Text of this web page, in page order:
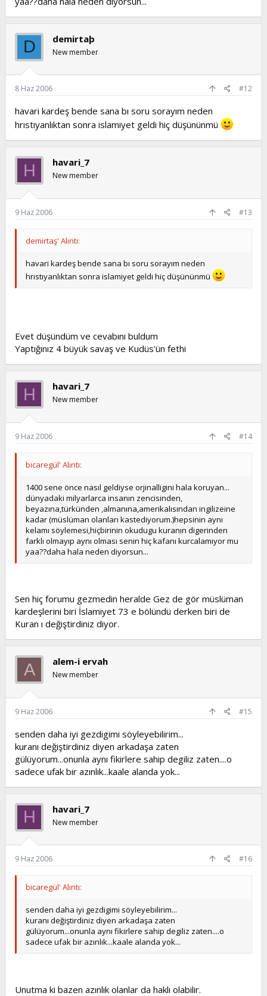
D demirtaþ
New member
8 Haz 2006 #12
havari kardeş bende sana bı soru sorayım neden
hrıstıyanlıktan sonra islamiyet geldi hiç düşününmü
H havari_7
New member
9 Haz 2006 #13
demirtaş' Alıntı:
havari kardeş bende sana bı soru sorayım neden
hrıstıyanlıktan sonra islamiyet geldi hiç düşününmü
Evet düşündüm ve cevabını buldum
Yaptığınız 4 büyük savaş ve Kudüs'ün fethi
H havari_7
New member
9 Haz 2006 #14
bicaregül' Alıntı:
1400 sene önce nasıl geldiyse orjinalligini hala koruyan...
dünyadaki milyarlarca insanın zencisinden,
beyazına,türkünden ,almanına,amerikalısından ingilizeine
kadar (müslüman olanları kastediyorum.)hepsinin aynı
kelamı söylemesi,hiçbirinin okudugu kuranın digerinden
farklı olmayıp aynı olması senin hiç kafanı kurcalamıyor mu
yaa??daha hala neden diyorsun...
Sen hiç forumu gezmedin heralde Gez de gör müslüman
kardeşlerini biri İslamiyet 73 e bölündü derken biri de
Kuran ı değiştirdiniz diyor.
A alem-i ervah
New member
9 Haz 2006 #15
senden daha iyi gezdigimi söyleyebilirim...
kuranı değiştirdiniz diyen arkadaşa zaten
gülüyorum...onunla aynı fikirlere sahip degiliz zaten....o
sadece ufak bir azınlık...kaale alanda yok...
H havari_7
New member
9 Haz 2006 #16
bicaregül' Alıntı:
senden daha iyi gezdigimi söyleyebilirim...
kuranı değiştirdiniz diyen arkadaşa zaten
gülüyorum...onunla aynı fikirlere sahip degiliz zaten....o
sadece ufak bir azınlık...kaale alanda yok...
Unutma ki bazen azınlık olanlar da haklı olabilir.